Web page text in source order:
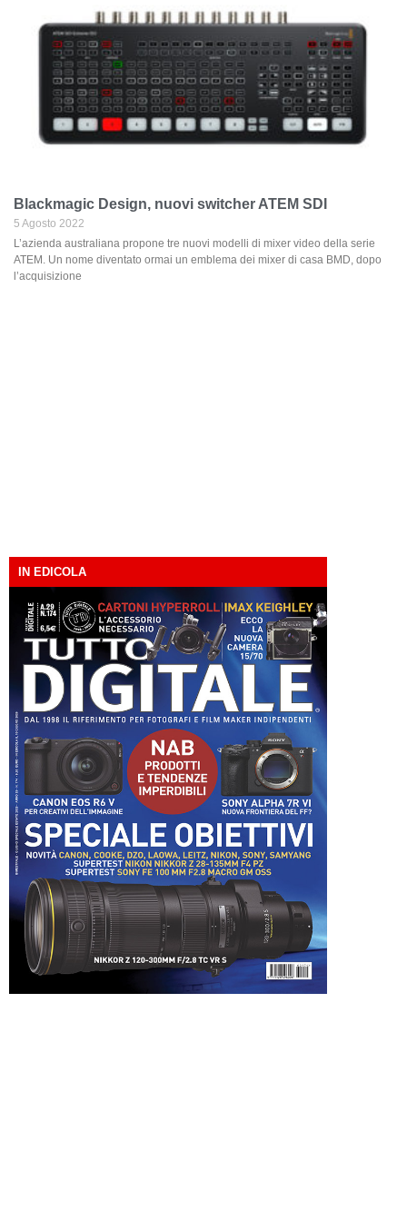
Blackmagic Design, nuovi switcher ATEM SDI
5 Agosto 2022
L’azienda australiana propone tre nuovi modelli di mixer video della serie
ATEM. Un nome diventato ormai un emblema dei mixer di casa BMD, dopo
l’acquisizione
IN EDICOLA